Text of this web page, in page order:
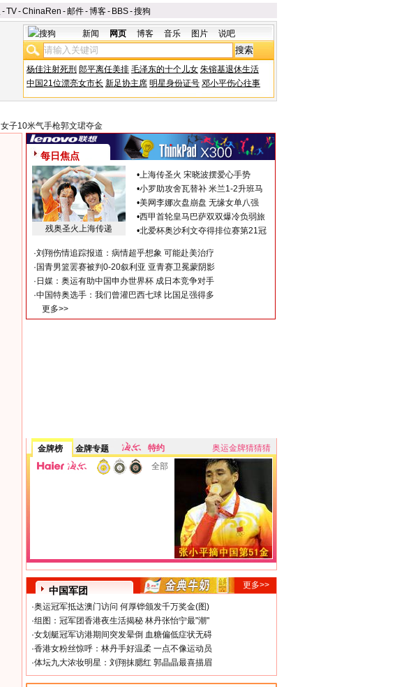
-TV-ChinaRen -邮件-博客- BBS-搜狗
新闻 网页 博客 音乐 图片 说吧
杨佳注射死刑 郎平离任美排 毛泽东的十个儿女 朱镕基退休生活
中国21位漂亮女市长 新足协主席 明星身份证号 邓小平伤心往事
女子10米气手枪郭文珺夺金
每日焦点
残奥圣火上海传递
•上海传圣火 宋晓波摆爱心手势
•小罗助攻舍瓦替补 米兰1-2升班马
•美网李娜次盘崩盘 无缘女单八强
•西甲首轮皇马巴萨双双爆冷负弱旅
•北爱杯奥沙利文夺得排位赛第21冠
·刘翔伤情追踪报道：病情超乎想象 可能赴美治疗
· 国青男篮罢赛被判0-20叙利亚 亚青赛卫冕蒙阴影
· 日媒：奥运有助中国申办世界杯 成日本竞争对手
·中国特奥选手：我们曾灌巴西七球 比国足强得多
更多>>
金牌榜 金牌专题 特约
奥运金牌猜猜猜
全部
中国军团
更多>>
·奥运冠军抵达澳门访问 何厚铧颁发千万奖金(图)
·组图：冠军团香港夜生活揭秘 林丹张怡宁最"潮"
·女划艇冠军访港期间突发晕倒 血糖偏低症状无碍
·香港女粉丝惊呼：林丹手好温柔 一点不像运动员
·体坛九大浓妆明星：刘翔抹腮红 郭晶晶最喜描眉